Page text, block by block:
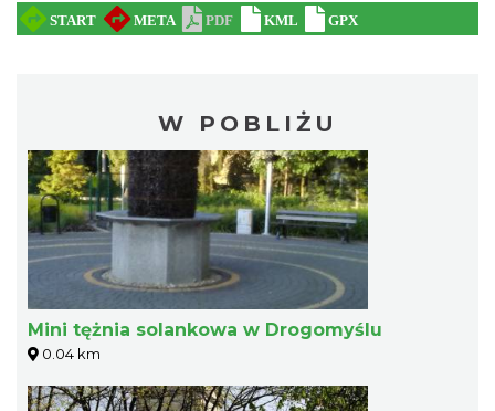
W POBLIŻU
Mini tężnia solankowa w Drogomyślu
0.04 km